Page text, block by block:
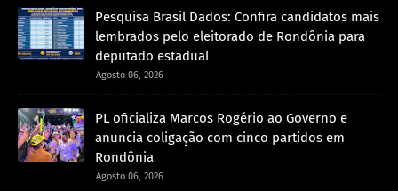
Pesquisa Brasil Dados: Confira candidatos mais
lembrados pelo eleitorado de Rondônia para
deputado estadual
Agosto 06, 2026
PL oficializa Marcos Rogério ao Governo e
anuncia coligação com cinco partidos em
Rondônia
Agosto 06, 2026